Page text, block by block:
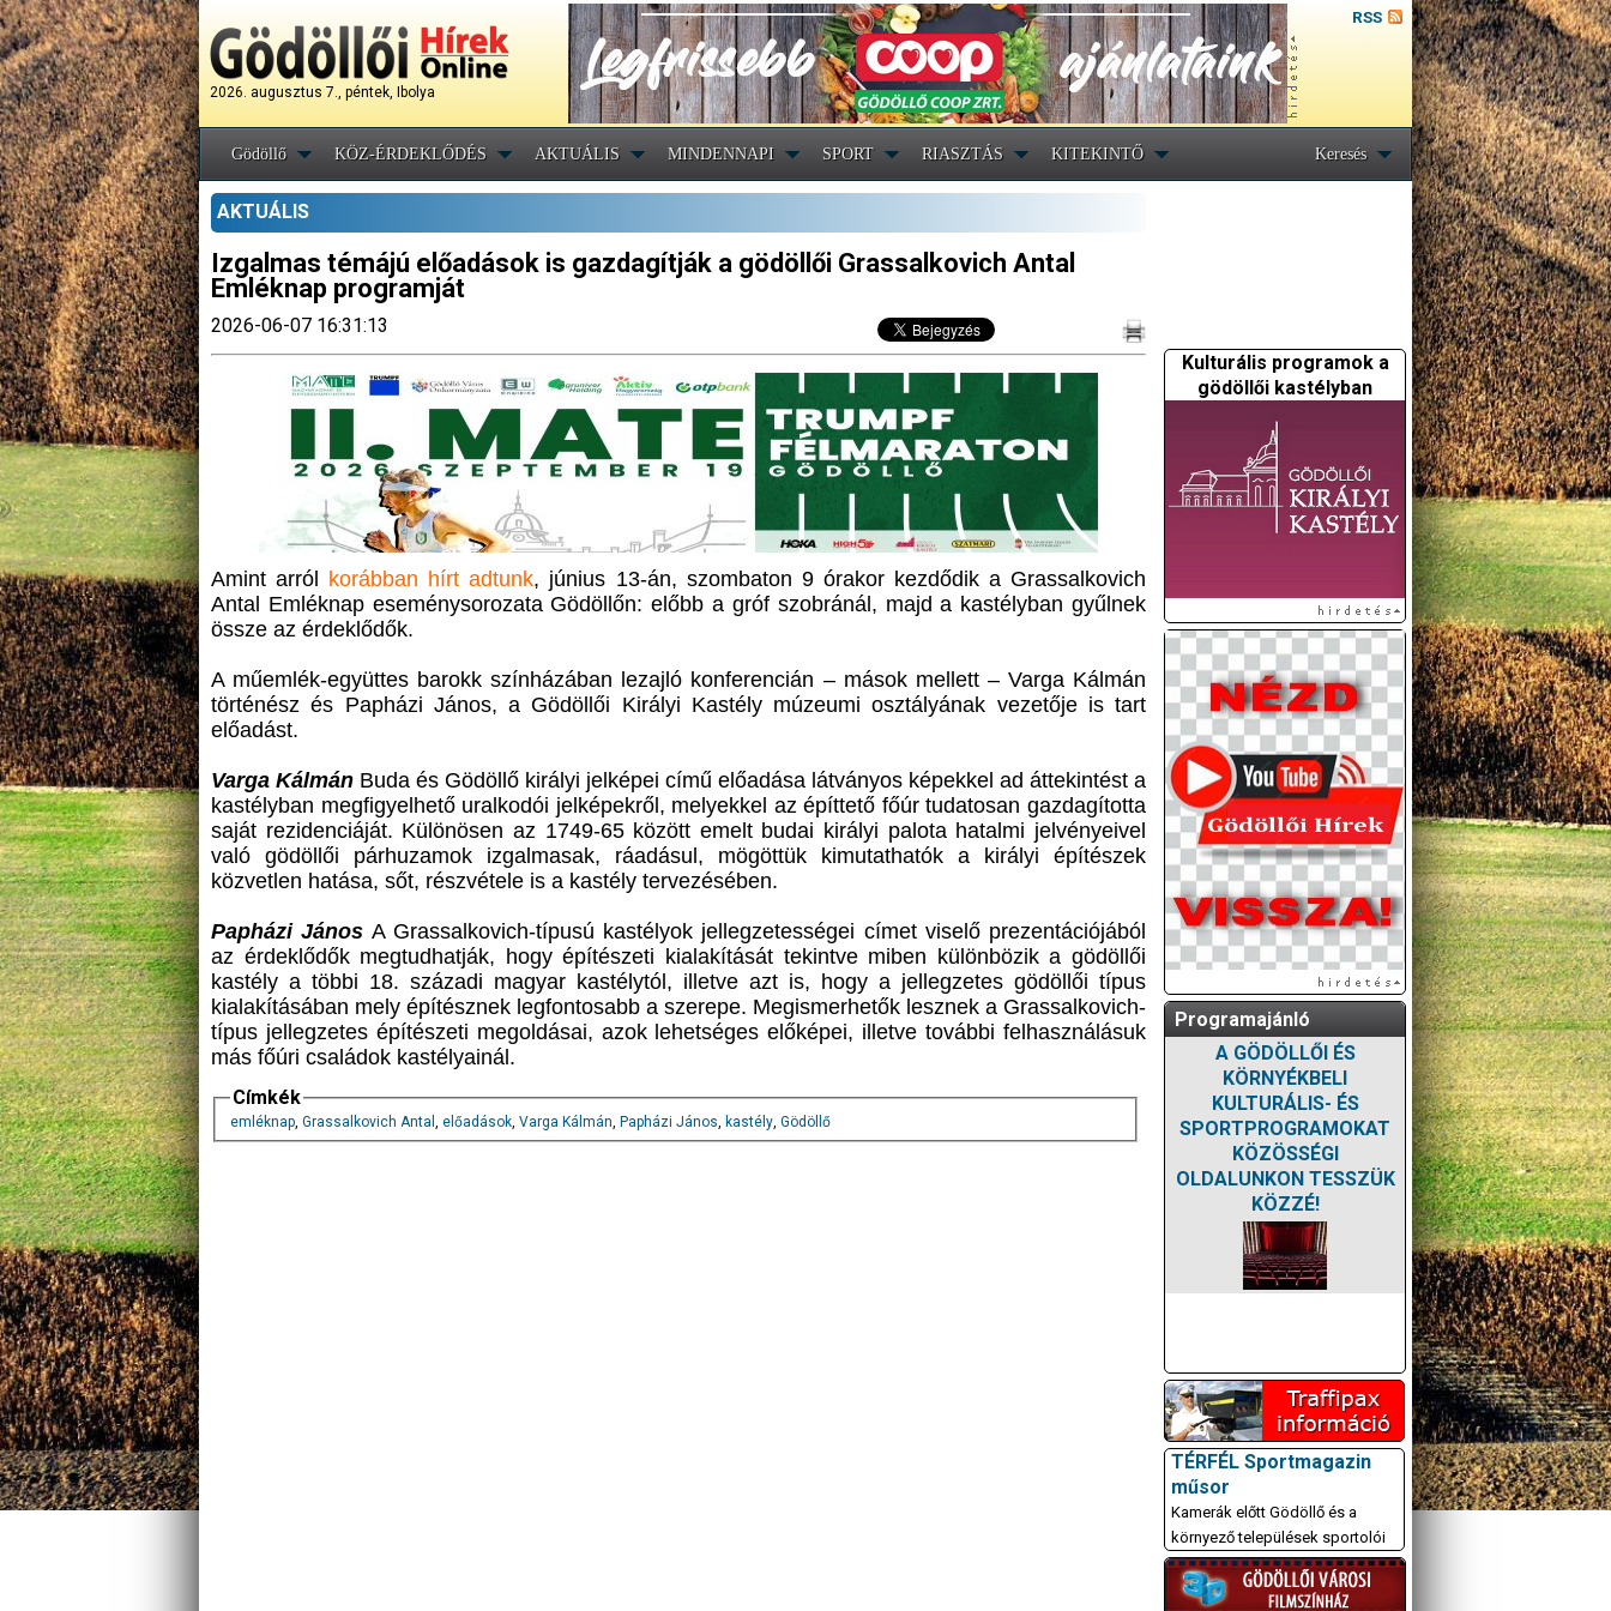
2026. augusztus 7., péntek, Ibolya
RSS
Gödöllő KÖZ-ÉRDEKLŐDÉS AKTUÁLIS MINDENNAPI SPORT RIASZTÁS KITEKINTŐ Keresés
AKTUÁLIS
Izgalmas témájú előadások is gazdagítják a gödöllői Grassalkovich Antal
Emléknap programját
2026-06-07 16:31:13
Amint arról korábban hírt adtunk, június 13-án, szombaton 9 órakor kezdődik a Grassalkovich
Antal Emléknap eseménysorozata Gödöllőn: előbb a gróf szobránál, majd a kastélyban gyűlnek
össze az érdeklődők.
A műemlék-együttes barokk színházában lezajló konferencián – mások mellett – Varga Kálmán
történész és Papházi János, a Gödöllői Királyi Kastély múzeumi osztályának vezetője is tart
előadást.
Varga Kálmán Buda és Gödöllő királyi jelképei című előadása látványos képekkel ad áttekintést a
kastélyban megfigyelhető uralkodói jelképekről, melyekkel az építtető főúr tudatosan gazdagította
saját rezidenciáját. Különösen az 1749-65 között emelt budai királyi palota hatalmi jelvényeivel
való gödöllői párhuzamok izgalmasak, ráadásul, mögöttük kimutathatók a királyi építészek
közvetlen hatása, sőt, részvétele is a kastély tervezésében.
Papházi János A Grassalkovich-típusú kastélyok jellegzetességei címet viselő prezentációjából
az érdeklődők megtudhatják, hogy építészeti kialakítását tekintve miben különbözik a gödöllői
kastély a többi 18. századi magyar kastélytól, illetve azt is, hogy a jellegzetes gödöllői típus
kialakításában mely építésznek legfontosabb a szerepe. Megismerhetők lesznek a Grassalkovich-
típus jellegzetes építészeti megoldásai, azok lehetséges előképei, illetve további felhasználásuk
más főúri családok kastélyainál.
Címkék
emléknap, Grassalkovich Antal , előadások, Varga Kálmán, Papházi János, kastély, Gödöllő
Kulturális programok a
gödöllői kastélyban
Programajánló
A GÖDÖLLŐI ÉS
KÖRNYÉKBELI
KULTURÁLIS- ÉS
SPORTPROGRAMOKAT
KÖZÖSSÉGI
OLDALUNKON TESSZÜK
KÖZZÉ!
TÉRFÉL Sportmagazin
műsor
Kamerák előtt Gödöllő és a
környező települések sportolói